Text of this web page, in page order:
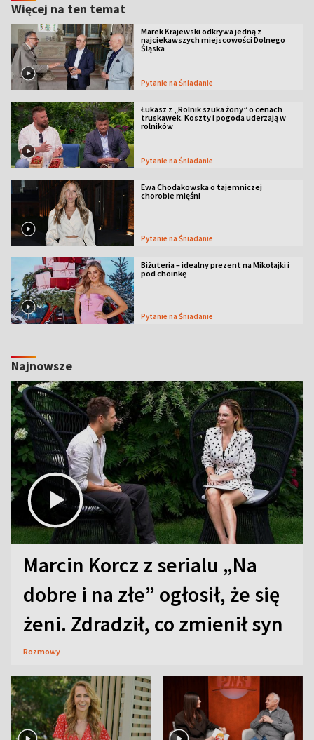
Więcej na ten temat
Marek Krajewski odkrywa jedną z
najciekawszych miejscowości Dolnego
Śląska
Pytanie na Śniadanie
Łukasz z „Rolnik szuka żony” o cenach
truskawek. Koszty i pogoda uderzają w
rolników
Pytanie na Śniadanie
Ewa Chodakowska o tajemniczej
chorobie mięśni
Pytanie na Śniadanie
Biżuteria – idealny prezent na Mikołajki i
pod choinkę
Pytanie na Śniadanie
Najnowsze
Marcin Korcz z serialu „Na
dobre i na złe” ogłosił, że się
żeni. Zdradził, co zmienił syn
Rozmowy